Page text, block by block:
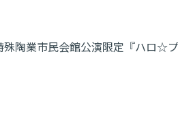
陶業市民会館公演限定『ハロ☆プ